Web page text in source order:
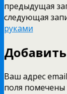
предыдущая
следующая
руками
Ваш адрес
поля помечены